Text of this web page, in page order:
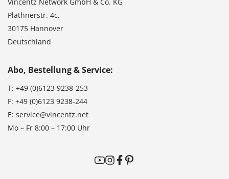
Plathnerstr. 4c,
30175 Hannover
Deutschland
Abo, Bestellung & Service:
T: +49 (0)6123 9238-253
F: +49 (0)6123 9238-244
E: service@vincentz.net
Mo – Fr 8:00 – 17:00 Uhr